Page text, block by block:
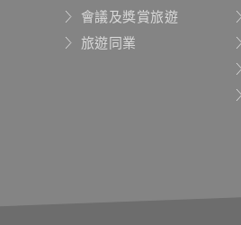
會議及獎賞旅遊
旅遊同業